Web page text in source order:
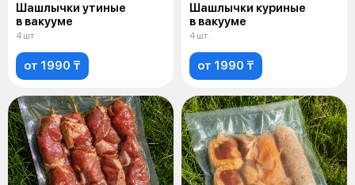
Шашлычки утиные
в вакууме
4 шт
от 1990 ₸
Шашлычки куриные
в вакууме
4 шт.
от 1990 ₸